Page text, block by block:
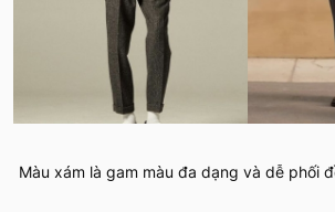
Màu xám là gam màu đa dạng và dễ phối